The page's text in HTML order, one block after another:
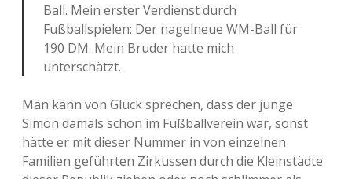
Ball. Mein erster Verdienst durch
Fußballspielen: Der nagelneue WM-Ball für
190 DM. Mein Bruder hatte mich
unterschätzt.
Man kann von Glück sprechen, dass der junge
Simon damals schon im Fußballverein war, sonst
hätte er mit dieser Nummer in von einzelnen
Familien geführten Zirkussen durch die Kleinstädte